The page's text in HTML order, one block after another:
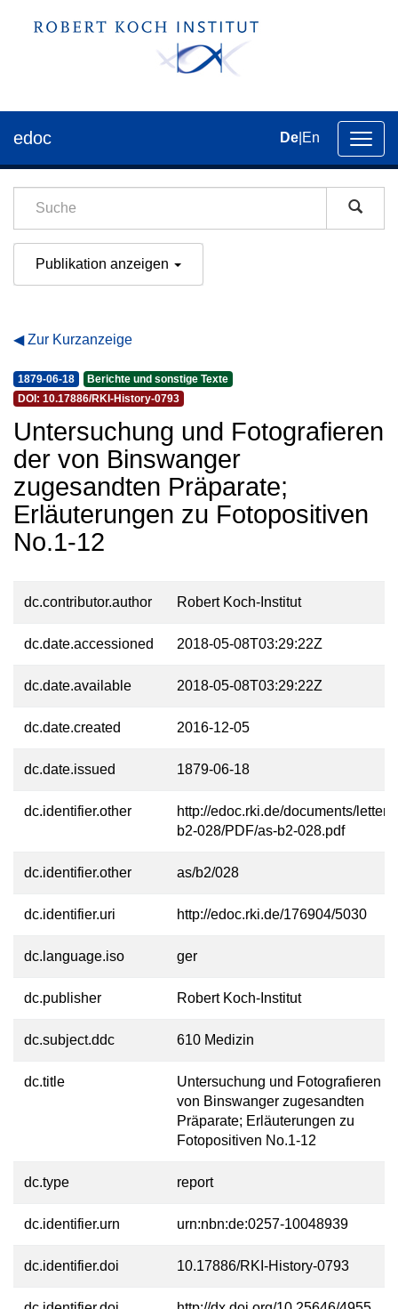
der
edoc De En
Publikation anzeigen
Zur Kurzanzeige
1879-06-18
Berichte und sonstige Texte
DOI: 10.17886/RKI-History-0793
Untersuchung und Fotografieren
der von Binswanger
zugesandten Präparate;
Erläuterungen zu Fotopositiven
No.1-12
dc.contributor.author Robert Koch-Institut
dc.date.accessioned 2018-05-08T03:29:22Z
dc.date.available 2018-05-08T03:29:22Z
dc.date.created 2016-12-05
dc.date.issued 1879-06-18
dc.identifier.other
http://edoc.rki.de/documents/
b2-028/PDF/as-b2-028.pdf
dc.identifier.other as/b2/028
dc.identifier.uri http://edoc.rki.de/176904/5030
dc.language.iso ger
dc.publisher Robert Koch-Institut
dc.subject.ddc 610 Medizin
dc.title
Untersuchung und Fotografieren
von Binswanger zugesandten
Präparate; Erläuterungen zu
Fotopositiven No.1-12
dc.type report
dc.identifier.urn urn:nbn:de:0257-10048939
dc.identifier.doi 10.17886/RKI-History-0793